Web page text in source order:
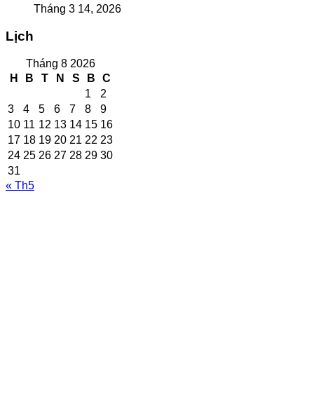
Tháng 3 14, 2026
Lịch
Tháng 8 2026
H
B T N S B
C
1
2
3
4 5 6 7 8
9
10 11 12 13 14 15 16
17 18 19 20 21 22 23
24 25 26 27 28 29 30
31
« Th5